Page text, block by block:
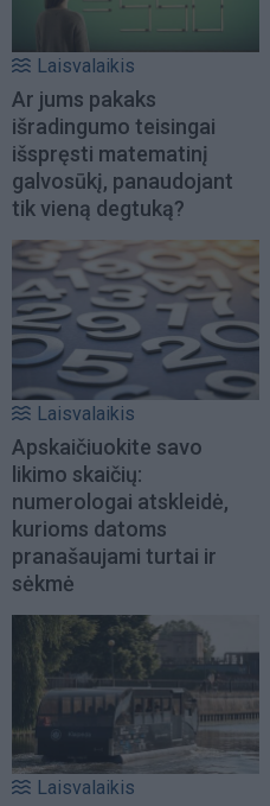
Laisvalaikis
Ar jums pakaks
išradingumo teisingai
išspręsti matematinį
galvosūkį, panaudojant
tik vieną degtuką?
Laisvalaikis
Apskaičiuokite savo
likimo skaičių:
numerologai atskleidė,
kurioms datoms
pranašaujami turtai ir
sėkmė
Laisvalaikis